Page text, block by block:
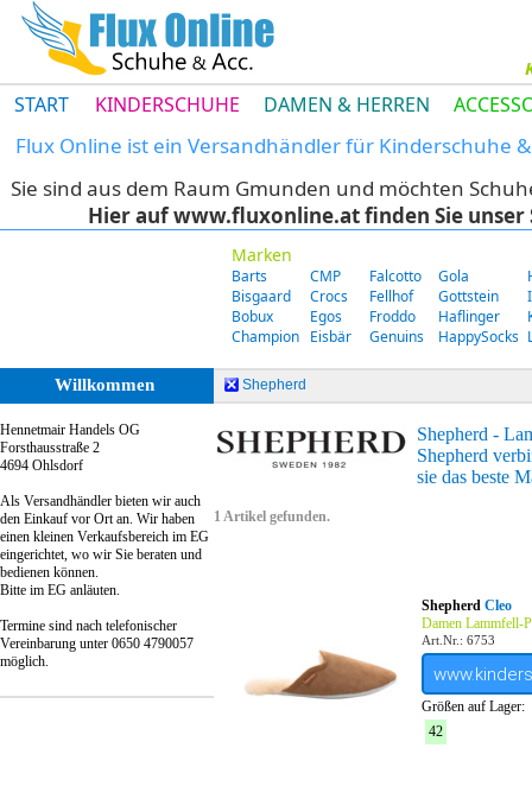
START KINDERSCHUHE DAMEN & HERREN
Flux Online ist ein Versandhändler für Kinderschuhe
Sie sind aus dem Raum Gmunden und möchten
Hier auf www.fluxonline.at finden Sie
Marken
Barts
Bisgaard
Bobux
Champion
CMP
Crocs
Egos
Eisbär
Falcotto
Fellhof
Froddo
Genuins
Gola
Gottstein
Haflinger
HappySocks
Willkommen
Hennetmair Handels OG
Forsthausstraße 2
4694 Ohlsdorf
Als Versandhändler bieten wir auch
den Einkauf vor Ort an. Wir haben
einen kleinen Verkaufsbereich im EG
eingerichtet, wo wir Sie beraten und
bedienen können.
Bitte im EG anläuten.
Termine sind nach telefonischer
Vereinbarung unter 0650 4790057
möglich.
Shepherd
Shepherd -
Shepherd
sie das beste
1 Artikel gefunden.
Shepherd Cleo
Damen Lammfell-
Art.Nr.: 6753
Größen auf Lager:
42